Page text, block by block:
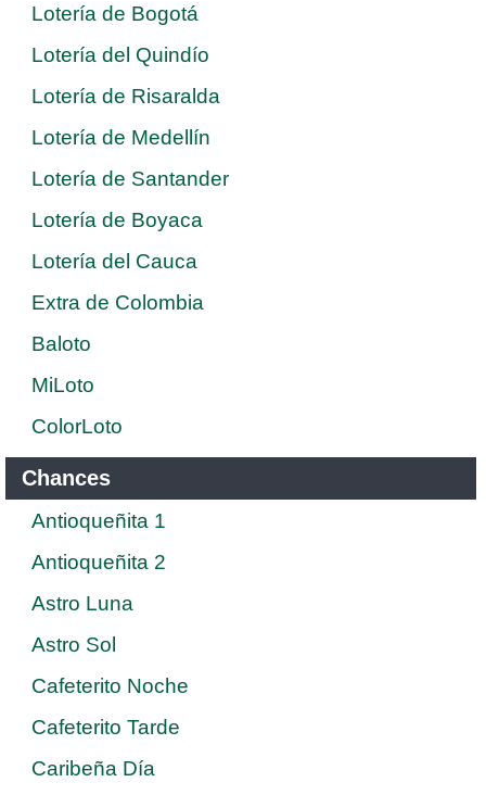
Lotería de Bogotá
Lotería del Quindío
Lotería de Risaralda
Lotería de Medellín
Lotería de Santander
Lotería de Boyaca
Lotería del Cauca
Extra de Colombia
Baloto
MiLoto
ColorLoto
Chances
Antioqueñita 1
Antioqueñita 2
Astro Luna
Astro Sol
Cafeterito Noche
Cafeterito Tarde
Caribeña Día